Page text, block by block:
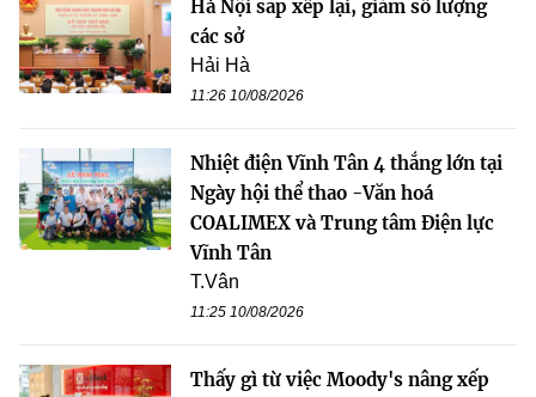
Hà Nội sắp xếp lại, giảm số lượng
các sở
Hải Hà
11:26 10/08/2026
Nhiệt điện Vĩnh Tân 4 thắng lớn tại
Ngày hội thể thao -Văn hoá
COALIMEX và Trung tâm Điện lực
Vĩnh Tân
T.Vân
11:25 10/08/2026
Thấy gì từ việc Moody's nâng xếp